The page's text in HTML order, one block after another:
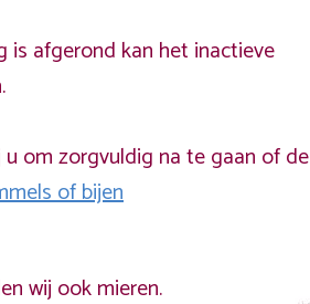
is afgerond kan het inactieve
om zorgvuldig na te gaan of de
of bijen
wij ook mieren.